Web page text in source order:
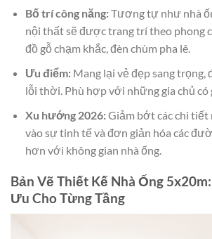
Bố trí công năng:Tương tự như nhà
nội thất sẽ được trang trí theo phong
đồ gỗ chạm khắc, đèn chùm pha lê.
Ưu điểm:Mang lại vẻ đẹp sang trọng,
lỗi thời. Phù hợp với những gia chủ có
Xu hướng 2026:Giảm bớt các chi
vào sự tinh tế và đơn giản hóa các
hơn với không gian nhà ống.
Bản Vẽ Thiết Kế Nhà Ống
Ưu Cho Từng Tầng